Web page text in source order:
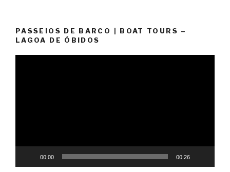
PASSEIOS DE BARCO | BOAT TOURS –
LAGOA DE ÓBIDOS
00:00 00:26